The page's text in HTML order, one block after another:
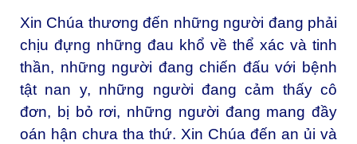
Xin Chúa thương đến những người đang phải
chịu đựng những đau khổ về thể xác và tinh
thần, những người đang chiến đấu với bệnh
tật nan y, những người đang cảm thấy cô
đơn, bị bỏ rơi, những người đang mang đầy
oán hận chưa tha thứ. Xin Chúa đến an ủi và